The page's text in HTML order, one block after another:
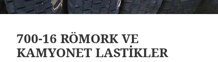
700-16 RÖMORK VE
KAMYONET LASTİKLER